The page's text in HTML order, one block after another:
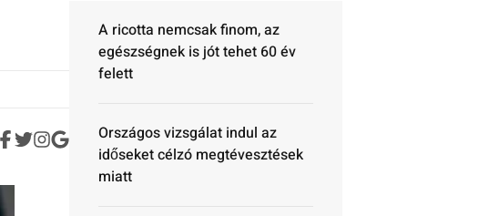
A ricotta nemcsak finom, az
egészségnek is jót tehet 60 év
felett
Országos vizsgálat indul az
időseket célzó megtévesztések
miatt